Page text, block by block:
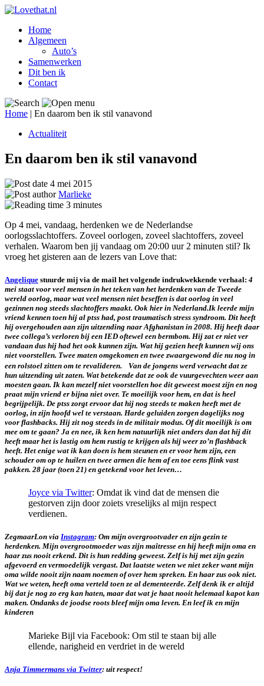
Home
Algemeen
Auto’s
Samenwerken
Dit ben ik
Contact
Home | En daarom ben ik stil vanavond
Actualiteit
En daarom ben ik stil vanavond
4 mei 2015
Marlieke
3 minutes
Op 4 mei, vandaag, herdenken we de Nederlandse
oorlogsslachtoffers. Zoveel oorlogen, zoveel slachtoffers, zoveel
verhalen. Waarom ben jij vandaag om 20:00 uur 2 minuten stil? Ik
vroeg het gisteren aan de lezers van Love that:
Angelique stuurde mij via de mail het volgende indrukwekkende verhaal: 4
mei staat voor veel mensen in het teken van het herdenken van de Tweede
wereld oorlog, maar wat veel mensen niet beseffen is dat oorlog in veel
gezinnen nog steeds slachtoffers maakt. Ook hier in Nederland.Ik leerde mijn
vriend kennen toen hij al ptss had, post traumatisch stress syndroom. Dit heeft
hij overgehouden aan zijn uitzending naar Afghanistan in 2008. Hij heeft daar
twee collega’s verloren bij een IED oftewel een bermbom. Hij zat er niet ver
vandaan dus hij had het ook kunnen zijn. Wat hij gezien heeft kunnen wij ons
niet voorstellen. Twee maten omgekomen en twee zwaargewond die nu nog in
een rolstoel zitten om te revalideren. Van de jongens werd verwacht dat ze
hun uitzending uit zaten. Wat betekende dat ze ook de vuurgevechten weer aan
moesten gaan. Ik kan mezelf niet voorstellen hoe dit geweest moest zijn en nog
praat mijn vriend er bijna niet over. Te moeilijk voor hem, en dat is heel
begrijpelijk. De ptss zorgt ervoor dat hij nog steeds te maken heeft met de
oorlog, in zijn hoofd wel te verstaan. Harde geluiden zorgen dagelijks nog
voor flashbacks. Hij zit nog steeds in de militair modus. Of dit moeilijk is om
mee om te gaan? Ja en nee, ik ken hem natuurlijk niet anders dan dat hij dit
heeft maar het is lastig om hem rustig te krijgen als hij weer zo’n flashback
heeft. Het enige wat ik kan doen is hem steunen en er voor hem zijn, een
schouder om op te huilen en twee armen die hem af en toe eens flink vast
pakken. 28 jaar (toen 21) en getekend voor het leven…
Joyce via Twitter: Omdat ik vind dat de mensen die
gestorven zijn door zoiets vreselijks al mijn respect
verdienen.
ZegmaarLon via Instagram: Om mijn overgrootvader en zijn gezin te
herdenken. Mijn overgrootmoeder was zijn maîtresse en hij heeft mijn oma en
haar zus nooit erkend. Dit is hun redding geweest. Zelf is hij met zijn gezin
afgevoerd en vermoedelijk vergast. Dat laatste weten we niet zeker want mijn
oma wilde nooit zijn naam noemen of over hem spreken. En haar zus ook niet.
Wat we weten, heeft oma verteld toen ze al dementeerde. Zelf denk ik er altijd
bij dat je nog zo erg kan haten, maar dat wat je haat nooit helemaal kapot kan
maken. Ondanks de joodse roots bleef mijn oma leven. En leef ik en mijn
kinderen
Marieke Bijl via Facebook: Om stil te staan bij alle
ellende, narigheid en verdriet in de wereld
Anja Timmermans via Twitter: uit respect!